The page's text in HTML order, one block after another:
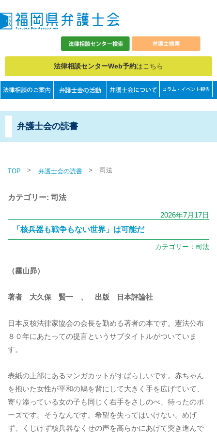
法律相談センターWeb予約はこちら
弁護士会の読書
TOP > 弁護士会の読書 > 司法
カテゴリー: 司法
2026年7月17日
「核兵器も戦争もない世界」は可能だ
カテゴリー： 司法
（霧山昴）
著者 大久保 賢一 、 出版 日本評論社
日本反核法律家協会の会長を勤める著者の本です。憲法公布
８０年にあたっての提言というサブタイトルがついていま
す。
表紙の上部にあるマンガカットがすばらしいです。赤ちゃん
を抱いた女性が平和の鳩を背にして大きく手を広げていて、
寄り添っている女の子も同じく右手をさしのべ、待ったのポ
ーズです。そうなんです。希望を失ってはいけない。めげ
ず、くじけず核兵器なくせの声を高らかにあげて突き進んで